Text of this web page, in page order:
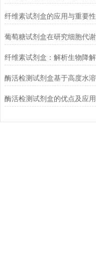
纤维素试剂盒的应用与重要性
酶活检测试剂盒的优点及应用